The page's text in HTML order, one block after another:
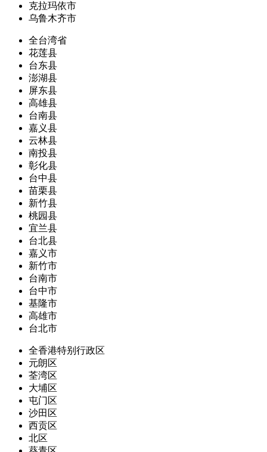
克拉玛依市
乌鲁木齐市
全台湾省
花莲县
台东县
澎湖县
屏东县
高雄县
台南县
嘉义县
云林县
南投县
彰化县
台中县
苗栗县
新竹县
桃园县
宜兰县
台北县
嘉义市
新竹市
台南市
台中市
基隆市
高雄市
台北市
全香港特别行政区
元朗区
荃湾区
大埔区
屯门区
沙田区
西贡区
北区